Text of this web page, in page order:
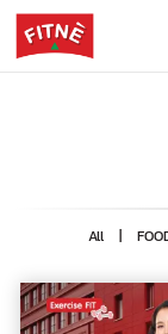
All |